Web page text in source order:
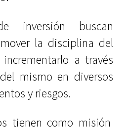
inversión buscan
la disciplina del
a través
mismo en diversos
y riesgos.
tienen como misión